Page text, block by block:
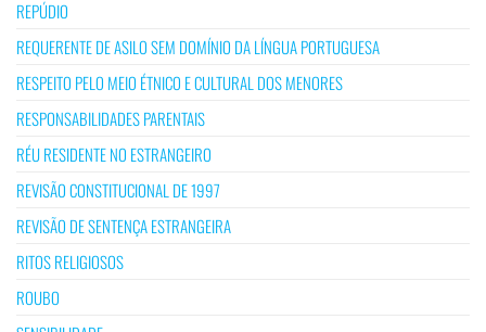
REPÚDIO
REQUERENTE DE ASILO SEM DOMÍNIO DA LÍNGUA PORTUGUESA
RESPEITO PELO MEIO ÉTNICO E CULTURAL DOS MENORES
RESPONSABILIDADES PARENTAIS
RÉU RESIDENTE NO ESTRANGEIRO
REVISÃO CONSTITUCIONAL DE 1997
REVISÃO DE SENTENÇA ESTRANGEIRA
RITOS RELIGIOSOS
ROUBO